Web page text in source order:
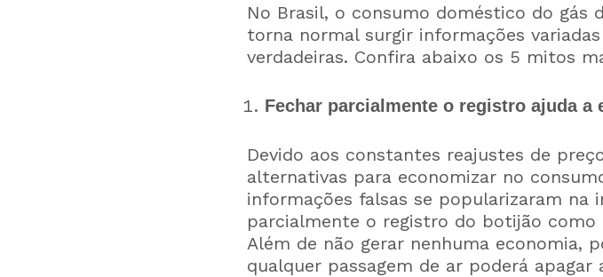
No Brasil, o consumo doméstico do gás
torna normal surgir informações
verdadeiras. Confira abaixo os 5 mitos
Fechar parcialmente o registro ajuda a
Devido aos constantes reajustes de
alternativas para economizar no
informações falsas se popularizaram na
parcialmente o registro do botijão
Além de não gerar nenhuma economia,
qualquer passagem de ar poderá